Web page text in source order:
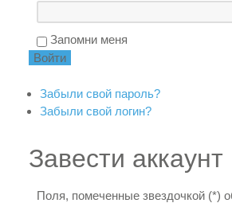
Запомни меня
Забыли свой пароль?
Забыли свой логин?
Завести аккаунт
Поля, помеченные звездочкой (*)